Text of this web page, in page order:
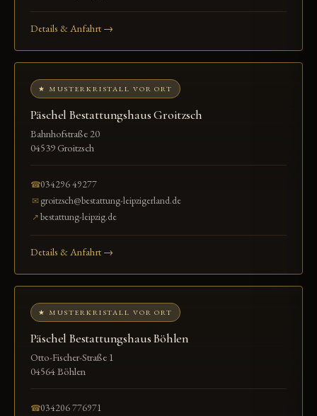
Details & Anfahrt →
★ MUSTERKRISTALL VOR ORT
Päschel Bestattungshaus Groitzsch
Bahnhofstraße 20
04539 Groitzsch
☎034296 49277
✉groitzsch@bestattung-leipzigerland.de
↗bestattung-leipzig.de
Details & Anfahrt →
★ MUSTERKRISTALL VOR ORT
Päschel Bestattungshaus Böhlen
Otto-Fischer-Straße 1
04564 Böhlen
☎034206 776971